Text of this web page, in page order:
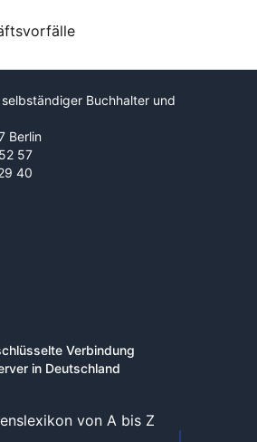
Buchhalter und
Berlin
57
40
Verbindung
in Deutschland
von A bis Z